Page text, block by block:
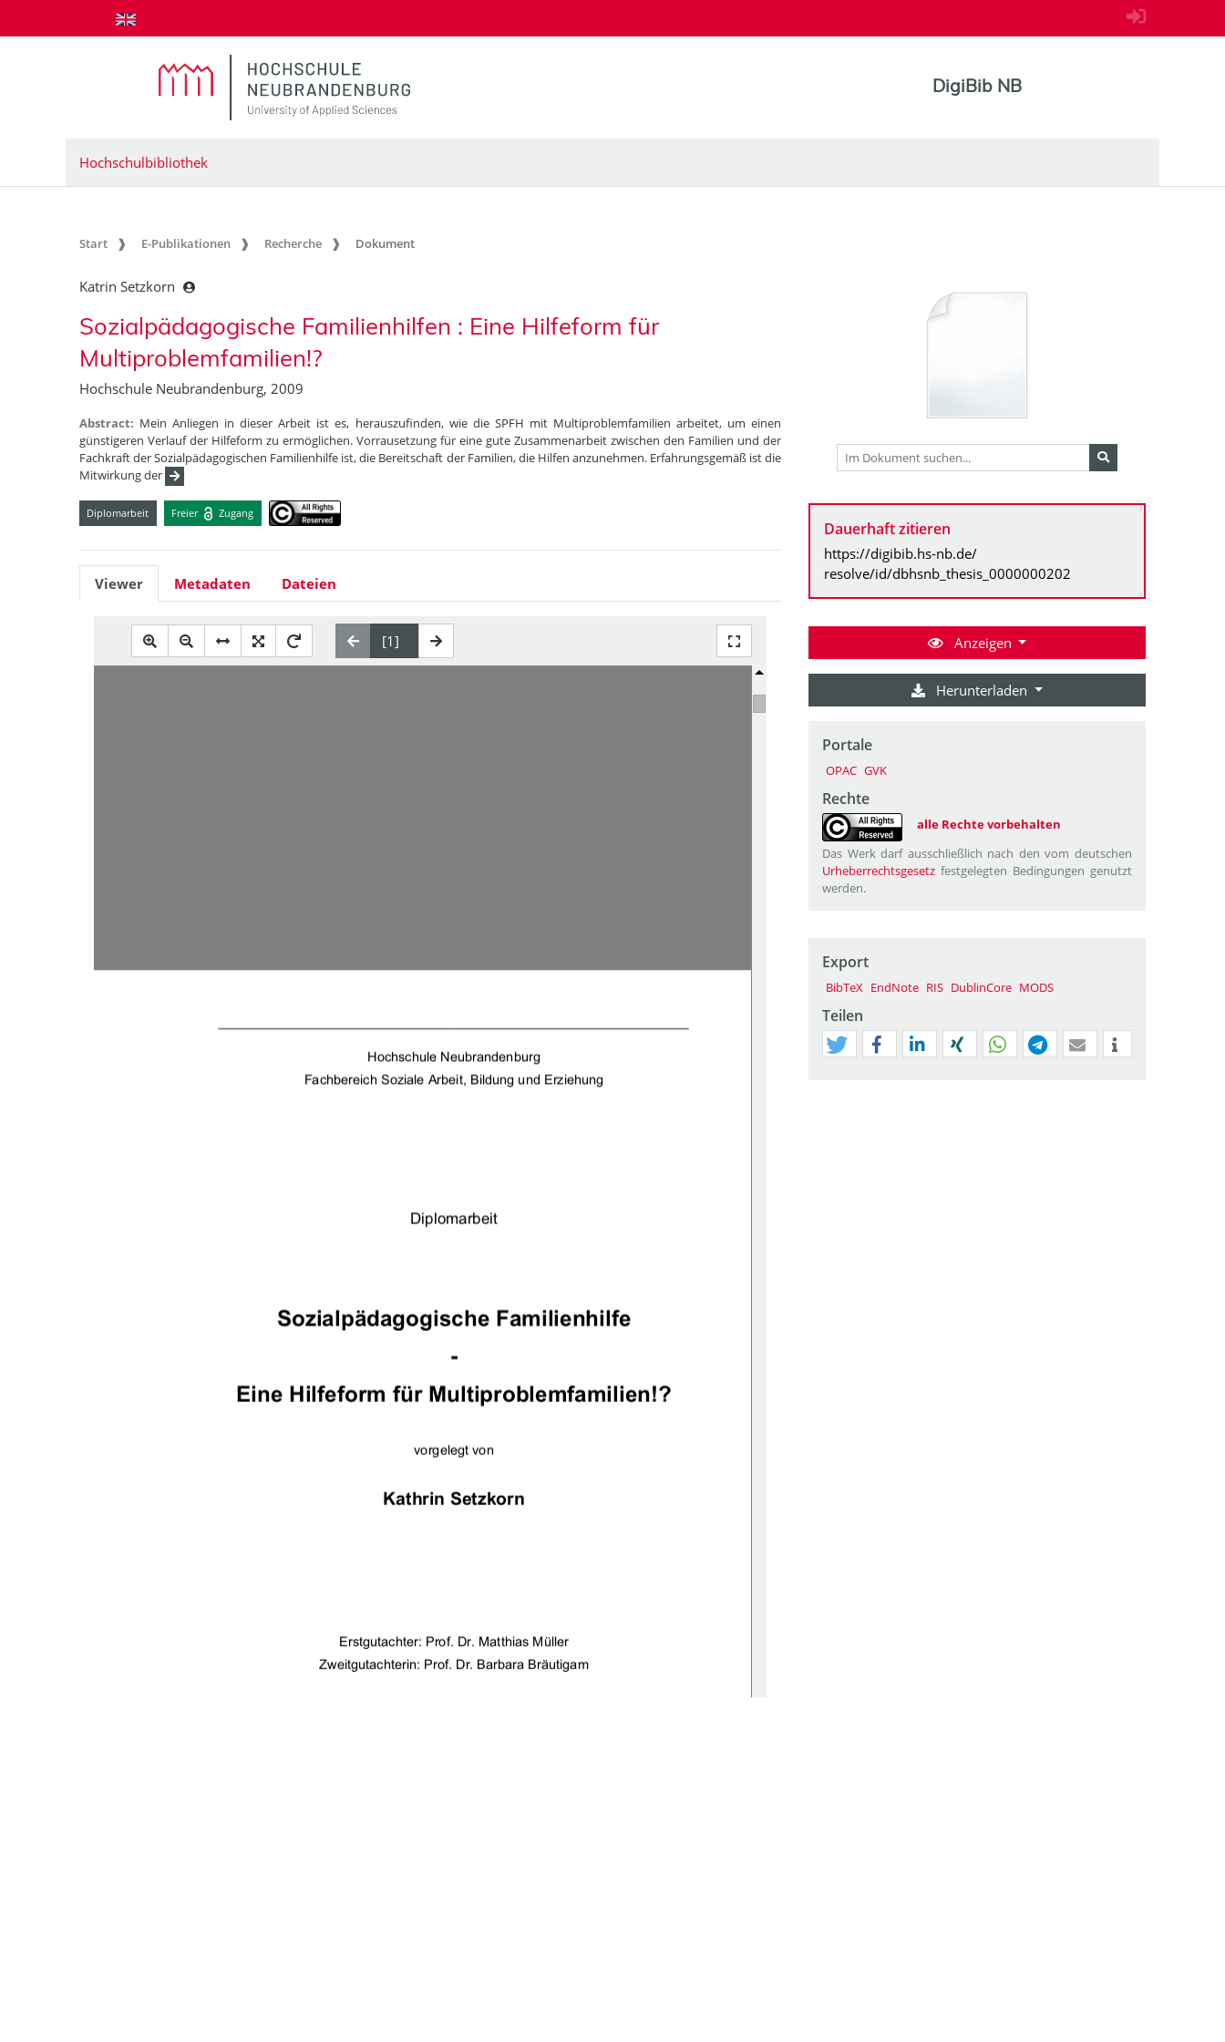
zum Inhalt springen
DigiBib NB
Hochschulbibliothek
Start E-Publikationen Recherche Dokument
Katrin Setzkorn
Sozialpädagogische Familienhilfen : Eine Hilfeform für
Multiproblemfamilien!?
Hochschule Neubrandenburg, 2009
Abstract: Mein Anliegen in dieser Arbeit ist es, herauszufinden, wie die SPFH mit Multiproblemfamilien arbeitet, um einen
günstigeren Verlauf der Hilfeform zu ermöglichen. Vorrausetzung für eine gute Zusammenarbeit zwischen den Familien und der
Fachkraft der Sozialpädagogischen Familienhilfe ist, die Bereitschaft der Familien, die Hilfen anzunehmen. Erfahrungsgemäß ist die
Mitwirkung der
Diplomarbeit Freier Zugang
Viewer Metadaten Dateien
Hochschule Neubrandenburg
Fachbereich Soziale Arbeit, Bildung und Erziehung
Diplomarbeit
Sozialpädagogische Familienhilfe
-
Eine Hilfeform für Multiproblemfamilien!?
vorgelegt von
Kathrin Setzkorn
Erstgutachter: Prof. Dr. Matthias Müller
Zweitgutac hterin: Prof. Dr. Barbara Bräutigam
Dauerhaft zitieren
https://digibib.hs-nb.de/
resolve/id/dbhsnb_thesis_0000000202
Anzeigen
Herunterladen
Portale
OPAC GVK
Rechte
alle Rechte vorbehalten
Das Werk darf ausschließlich nach den vom deutschen
Urheberrechtsgesetz festgelegten Bedingungen genutzt
werden.
Export
BibTeX EndNote RIS DublinCore MODS
Teilen